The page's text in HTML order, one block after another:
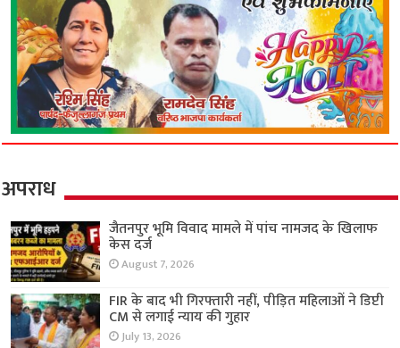
अपराध
जैतनपुर भूमि विवाद मामले में पांच नामजद के खिलाफ
केस दर्ज
August 7, 2026
FIR के बाद भी गिरफ्तारी नहीं, पीड़ित महिलाओं ने डिप्टी
CM से लगाई न्याय की गुहार
July 13, 2026